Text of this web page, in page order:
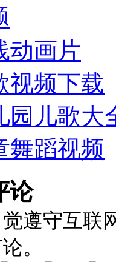
动画片
视频下载
园儿歌大
舞蹈视频
论
遵守互联
。